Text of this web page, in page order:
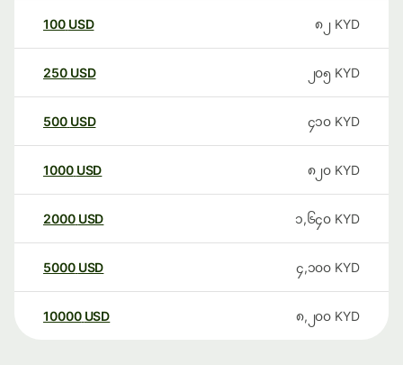
100 USD ၈၂ KYD
250 USD ၂၀၅ KYD
500 USD ၄၁၀ KYD
1000 USD ၈၂၀ KYD
2000 USD ၁,၆၄၀ KYD
5000 USD ၄,၁၀၀ KYD
10000 USD ၈,၂၀၀ KYD